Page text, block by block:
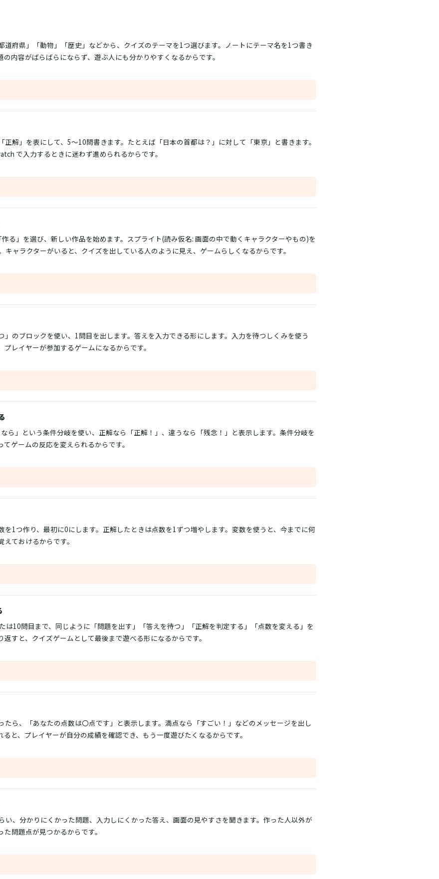
道府県」「動物」「歴史」などから、クイズのテーマを1つ選びます。ノートにテーマ名を1つ書き
内容がばらばらにならず、遊ぶ人にも分かりやすくなるからです。
正解」を表にして、5〜10問書きます。たとえば「日本の首都は？」に対して「東京」と書きます。
で入力するときに迷わず進められるからです。
る」を選び、新しい作品を始めます。スプライト(読み仮名: 画面の中で動くキャラクターやもの)を
キャラクターがいると、クイズを出している人のように見え、ゲームらしくなるからです。
」のブロックを使い、1問目を出します。答えを入力できる形にします。入力を待つしくみを使う
レイヤーが参加するゲームになるからです。
なら」という条件分岐を使い、正解なら「正解！」、違うなら「残念！」と表示します。条件分岐を
ゲームの反応を変えられるからです。
を1つ作り、最初に0にします。正解したときは点数を1ずつ増やします。変数を使うと、今までに何
ておけるからです。
は10問目まで、同じように「問題を出す」「答えを待つ」「正解を判定する」「点数を変える」を
すと、クイズゲームとして最後まで遊べる形になるからです。
たら、「あなたの点数は〇点です」と表示します。満点なら「すごい！」などのメッセージを出し
と、プレイヤーが自分の成績を確認でき、もう一度遊びたくなるからです。
い、分かりにくかった問題、入力しにくかった答え、画面の見やすさを聞きます。作った人以外が
問題点が見つかるからです。